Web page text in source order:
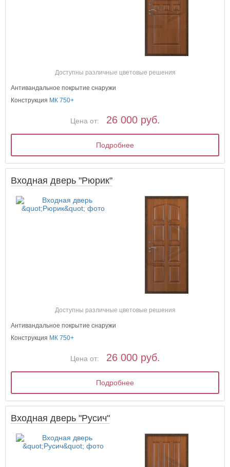
Доступны различные цветовые решения
Антивандальное покрытие снаружи
Конструкция МК 750+
Цена от: 26 000 руб.
Подробнее
Входная дверь "Рюрик"
Доступны различные цветовые решения
Антивандальное покрытие снаружи
Конструкция МК 750+
Цена от: 26 000 руб.
Подробнее
Входная дверь "Русич"